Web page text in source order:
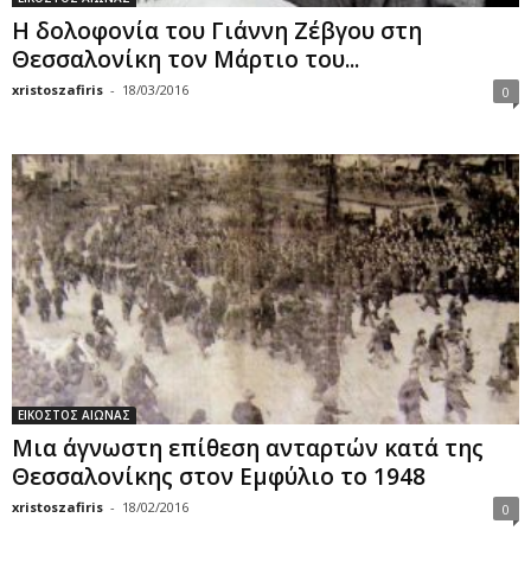
Η δολοφονία του Γιάννη Ζέβγου στη
Θεσσαλονίκη τον Μάρτιο του...
xristoszafiris - 18/03/2016 0
ΕΙΚΟΣΤΟΣ ΑΙΩΝΑΣ
Μια άγνωστη επίθεση ανταρτών κατά της
Θεσσαλονίκης στον Εμφύλιο το 1948
xristoszafiris - 18/02/2016 0